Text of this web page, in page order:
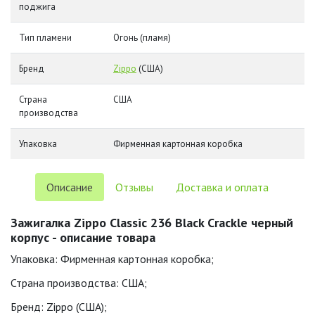
поджига
Тип пламени Огонь (пламя)
Бренд Zippo (США)
Страна
производства
США
Упаковка Фирменная картонная коробка
Описание Отзывы Доставка и оплата
Зажигалка Zippo Classic 236 Black Crackle черный
корпус - описание товара
Упаковка: Фирменная картонная коробка;
Страна производства: США;
Бренд: Zippo (США);